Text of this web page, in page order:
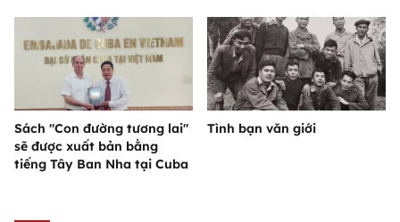
Sách "Con đường tương lai"
sẽ được xuất bản bằng
tiếng Tây Ban Nha tại Cuba
Tình bạn văn giới